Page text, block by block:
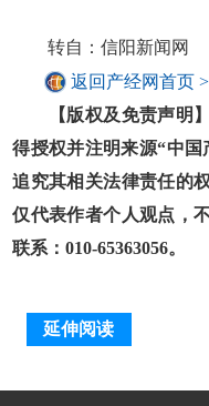
转自：信阳新闻网
返回产经网首页
【版权及免责声明】
得授权并注明来源“中
追究其相关法律责任的
仅代表作者个人观点，
联系：010-65363056。
延伸阅读